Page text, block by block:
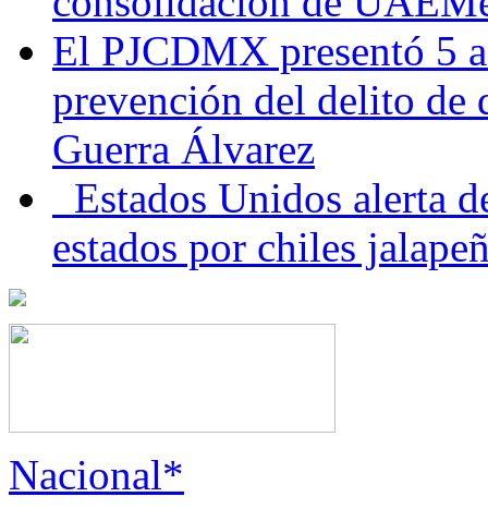
El PJCDMX presentó 5
prevención del delito de
Guerra Álvarez
Estados Unidos alerta
estados por chiles
Nacional*